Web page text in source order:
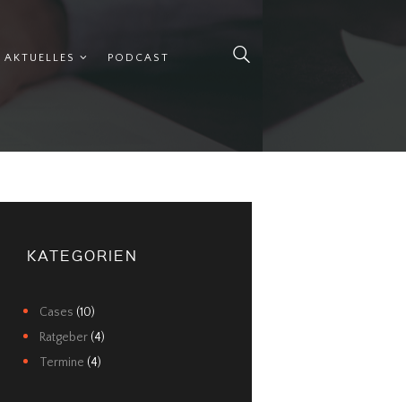
AKTUELLES PODCAST
KATEGORIEN
Cases (10)
Ratgeber (4)
Termine (4)